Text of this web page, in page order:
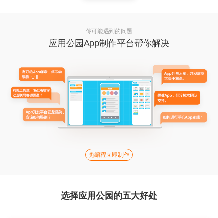
你可能遇到的问题
应用公园App制作平台帮你解决
免编程立即制作
选择应用公园的五大好处